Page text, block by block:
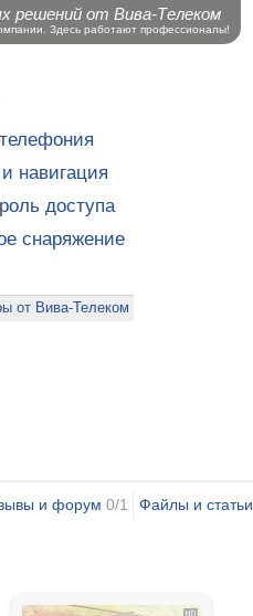
навигация
доступа
снаряжение
от Вива-Телеком
и форум 0/1 Файлы и статьи
решений от Вива-Телеком
Здесь работают профессионалы!